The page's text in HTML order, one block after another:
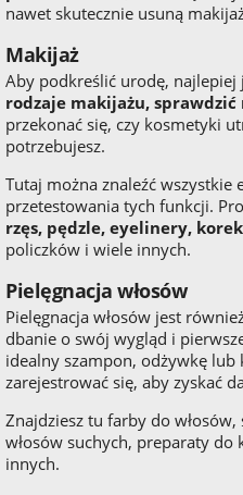
nawet skutecznie usuną
Makijaż
Aby podkreślić urodę, najlepiej
rodzaje makijażu,
przekonać się, czy kosmetyki
potrzebujesz.
Tutaj można znaleźć wszystkie
przetestowania tych funkcji.
rzęs, pędzle, eyelinery,
policzków i wiele innych.
Pielęgnacja włosów
Pielęgnacja włosów jest
dbanie o swój wygląd i
idealny szampon, odżywkę lub
zarejestrować się, aby zyskać
Znajdziesz tu farby do
włosów suchych, preparaty
innych.